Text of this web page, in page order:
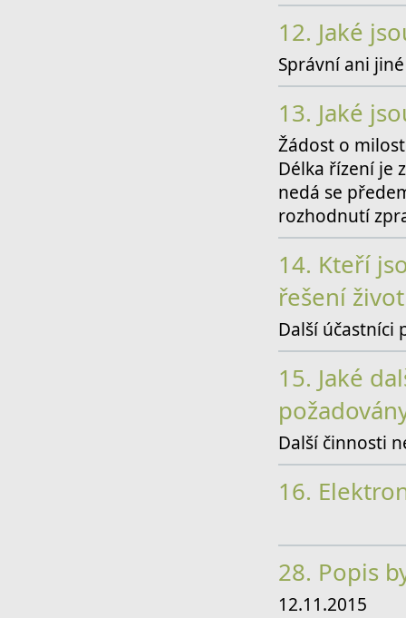
12. Jaké
Správní ani
13. Jaké
Žádost o
Délka řízení je
nedá se
rozhodnutí
14. Kteří
řešení
Další účastníci
15. Jaké
Další činnosti
16.
28. Popis
12.11.2015